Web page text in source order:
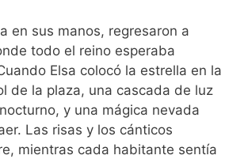
en sus manos, regresaron a
todo el reino esperaba
Elsa colocó la estrella en la
de la plaza, una cascada de luz
y una mágica nevada
Las risas y los cánticos
mientras cada habitante sentía